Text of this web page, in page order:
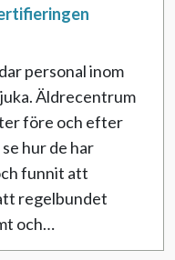
personal inom
Äldrecentrum
före och efter
hur de har
funnit att
regelbundet
och…